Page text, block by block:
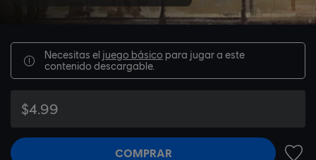
Necesitas el juego básico para jugar a este
contenido descargable.
$4.99
COMPRAR